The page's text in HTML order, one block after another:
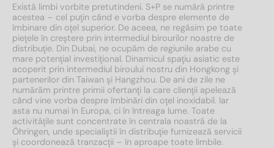
Există limbi vorbite pretutindeni. S+P se numără printre
acestea – cel puţin când e vorba despre elemente de
îmbinare din oţel superior. De aceea, ne regăsim pe toate
pieţele în creştere prin intermediul birourilor noastre de
distribuţie. Din Dubai, ne ocupăm de regiunile arabe cu
mare potenţial investiţional. Dinamicul spaţiu asiatic este
acoperit prin intermediul biroului nostru din Hongkong şi
partenerilor din Taiwan şi Hangzhou. De ani de zile ne
numărăm printre primii ofertanţi la care clienţii apelează
când vine vorba despre îmbinări din oţel inoxidabil. Iar
asta nu numai în Europa, ci în întreaga lume. Toate
activităţile sunt concentrate în centrala noastră de la
Öhringen, unde specialiştii în distribuţie furnizează servicii
şi coordonează tranzacţii – în aproape toate limbile.